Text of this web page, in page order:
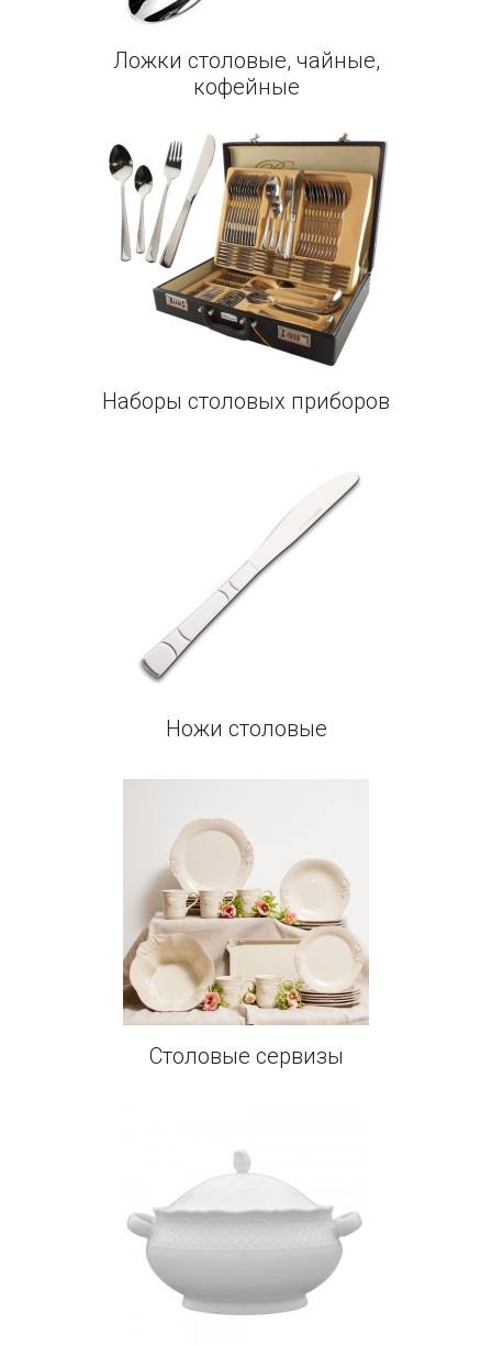
Ложки столовые, чайные,
кофейные
Наборы столовых приборов
Ножи столовые
Столовые сервизы